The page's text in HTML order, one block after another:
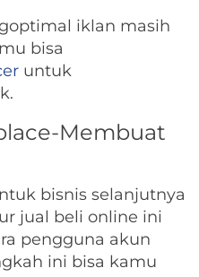
iklan masih
bisa
untuk
Membuat
bisnis selanjutnya
jual beli online ini
pengguna akun
ini bisa kamu